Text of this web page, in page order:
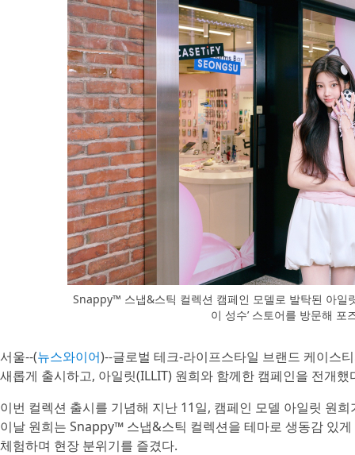
Snappy™ 스냅&스틱 컬렉션 캠페인 모델로 발탁된 아일
이 성수’ 스토어를 방문해 포
서울--(뉴스와이어)--글로벌 테크-라이프스타일 브랜드 케이스
새롭게 출시하고, 아일릿(ILLIT) 원희와 함께한 캠페인을 전개했
이번 컬렉션 출시를 기념해 지난 11일, 캠페인 모델 아일릿 원
이날 원희는 Snappy™ 스냅&스틱 컬렉션을 테마로 생동감 있
체험하며 현장 분위기를 즐겼다.